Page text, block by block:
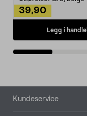
39,90
Legg i
Bunntekst
Kundeservice